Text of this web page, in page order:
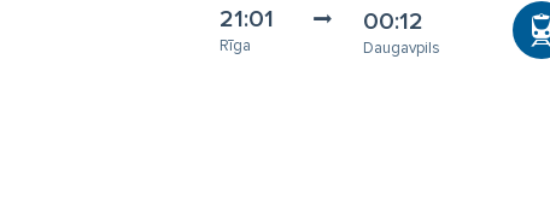
21:01
Rīga
00:12
Daugavpils